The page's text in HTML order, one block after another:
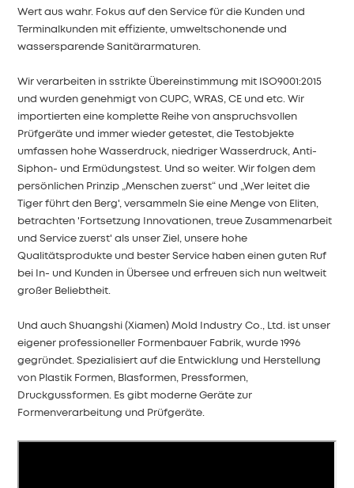
中文
هَوُسَ
Wert aus wahr. Fokus auf den Service für die Kunden und
Terminalkunden mit effiziente, umweltschonende und
wassersparende Sanitärarmaturen.
Wir verarbeiten in sstrikte Übereinstimmung mit ISO9001:2015
und wurden genehmigt von CUPC, WRAS, CE und etc. Wir
importierten eine komplette Reihe von anspruchsvollen
Prüfgeräte und immer wieder getestet, die Testobjekte
umfassen hohe Wasserdruck, niedriger Wasserdruck, Anti-
Siphon- und Ermüdungstest. Und so weiter. Wir folgen dem
persönlichen Prinzip „Menschen zuerst“ und „Wer leitet die
Tiger führt den Berg', versammeln Sie eine Menge von Eliten,
betrachten 'Fortsetzung
Innovationen, treue Zusammenarbeit
und Service zuerst' als unser Ziel, unsere hohe
Qualitätsprodukte und bester Service haben einen guten Ruf
bei In- und
Kunden in Übersee und erfreuen sich nun weltweit
großer Beliebtheit.
Und auchShuangshi (Xiamen) Mold Industry Co., Ltd. ist unser
eigener professioneller Formenbauer Fabrik, wurde 1996
gegründet. Spezialisiert auf die Entwicklung und Herstellung
von Plastik Formen, Blasformen, Pressformen,
Druckgussformen. Es gibt moderne Geräte zur
Formenverarbeitung und Prüfgeräte.